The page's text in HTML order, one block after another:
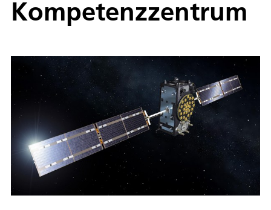
Kompetenzzentrum